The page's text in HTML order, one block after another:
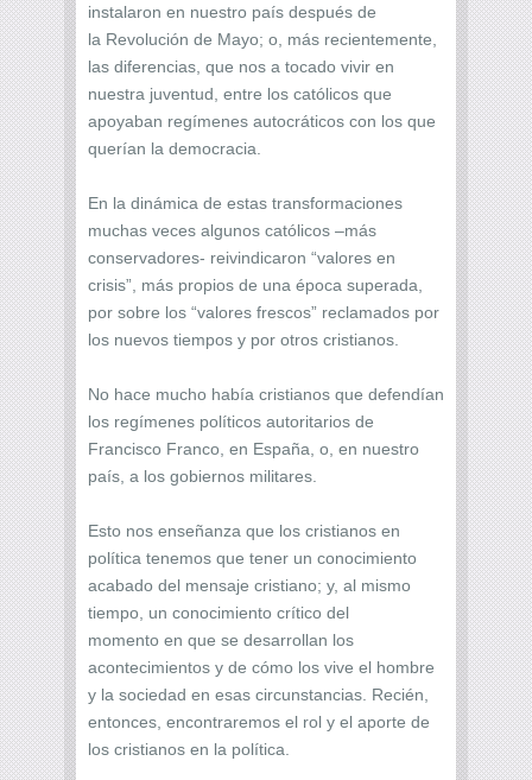
instalaron en nuestro país después de
la Revolución de Mayo; o, más recientemente,
las diferencias, que nos a tocado vivir en
nuestra juventud, entre los católicos que
apoyaban regímenes autocráticos con los que
querían la democracia.
En la dinámica de estas transformaciones
muchas veces algunos católicos –más
conservadores- reivindicaron “valores en
crisis”, más propios de una época superada,
por sobre los “valores frescos” reclamados por
los nuevos tiempos y por otros cristianos.
No hace mucho había cristianos que defendían
los regímenes políticos autoritarios de
Francisco Franco, en España, o, en nuestro
país, a los gobiernos militares.
Esto nos enseñanza que los cristianos en
política tenemos que tener un conocimiento
acabado del mensaje cristiano; y, al mismo
tiempo, un conocimiento crítico del
momento en que se desarrollan los
acontecimientos y de cómo los vive el hombre
y la sociedad en esas circunstancias. Recién,
entonces, encontraremos el rol y el aporte de
los cristianos en la política.